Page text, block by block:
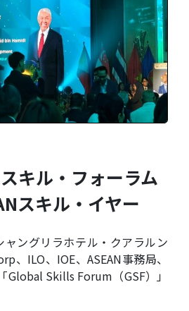
キル・フォーラム
スキル・イヤー
ングリラホテル・クアラルン
、ILO、IOE、ASEAN事務局、
Global Skills Forum（GSF）」